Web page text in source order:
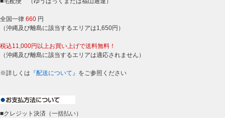
全国一律 660 円
（沖縄及び離島に該当するエリアは1,650円）
税込11,000円以上お買い上げで送料無料！
（沖縄及び離島に該当するエリアは適応されません）
※詳しくは 『配送について』 をご参照ください
■クレジット決済（一括払い）